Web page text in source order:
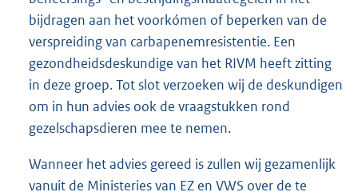
Daarom vragen wij de deskundigengroep een
aanvullende inhoudelijke inschatting te geven van
de effectiviteit van de door het RIVM genoemde
beheersings- en bestrijdingsmaatregelen in het
bijdragen aan het voorkómen of beperken van de
verspreiding van carbapenemresistentie. Een
in deze groep. Tot slot verzoeken wij de deskundigen
om in hun advies ook de vraagstukken rond